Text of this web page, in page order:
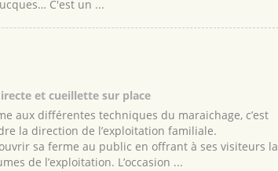
C'est un ...
et cueillette sur place
aux différentes techniques du maraichage, c’est
la direction de l’exploitation familiale.
sa ferme au public en offrant à ses visiteurs la
de l’exploitation. L’occasion ...